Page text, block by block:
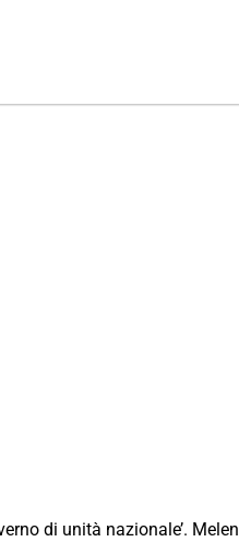
di unità nazionale’.